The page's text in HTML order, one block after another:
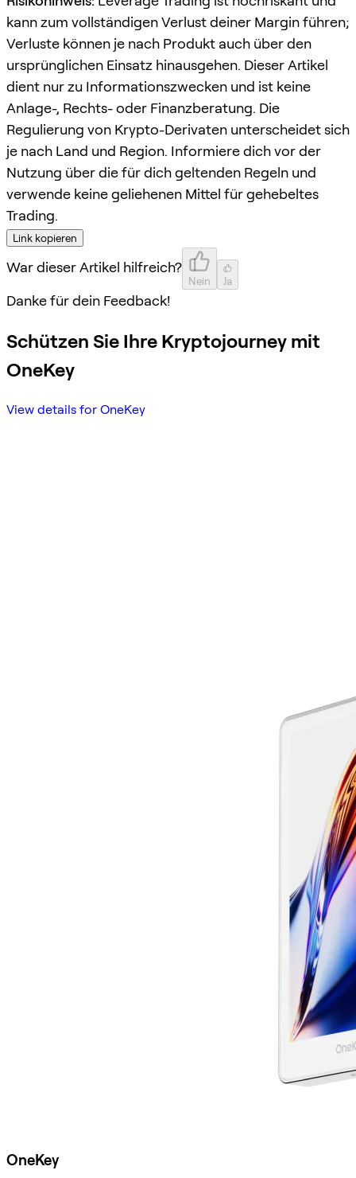
kann zum vollständigen Verlust deiner Margin führen;
Verluste können je nach Produkt auch über den
ursprünglichen Einsatz hinausgehen. Dieser Artikel
dient nur zu Informationszwecken und ist keine
Anlage-, Rechts- oder Finanzberatung. Die
Regulierung von Krypto-Derivaten unterscheidet sich
je nach Land und Region. Informiere dich vor der
Nutzung über die für dich geltenden Regeln und
verwende keine geliehenen Mittel für gehebeltes
Trading.
Link kopieren
War dieser Artikel hilfreich?
Nein Ja
Danke für dein Feedback!
Schützen Sie Ihre Kryptojourney mit
OneKey
View details for OneKey
OneKey